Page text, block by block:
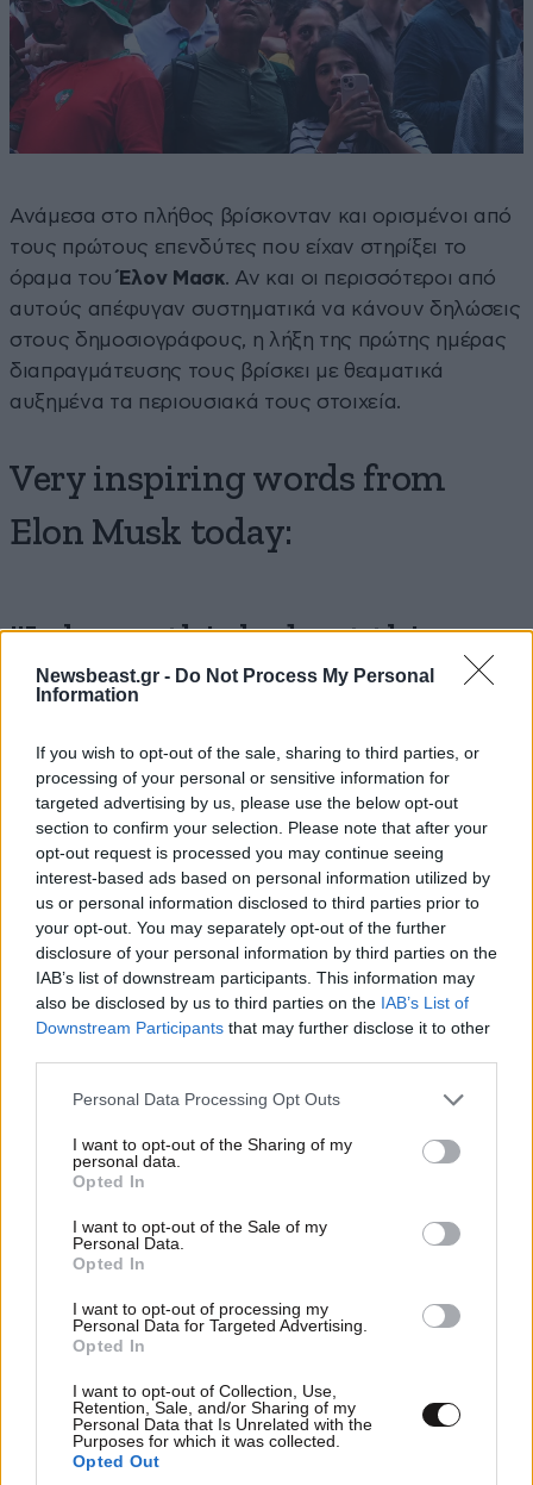
Newsbeast.gr - Do Not Process My Personal
Information
If you wish to opt-out of the sale, sharing to third parties, or
processing of your personal or sensitive information for
targeted advertising by us, please use the below opt-out
section to confirm your selection. Please note that after your
opt-out request is processed you may continue seeing
interest-based ads based on personal information utilized by
us or personal information disclosed to third parties prior to
your opt-out. You may separately opt-out of the further
disclosure of your personal information by third parties on the
IAB’s list of downstream participants. This information may
also be disclosed by us to third parties on the IAB’s List of
Downstream Participants that may further disclose it to other
Please note that this website/app uses one or more Google
not limited to your visit or usage behaviour. You may click to
grant or deny consent to Google and its third-party tags to
use your data for below specified purposes in below Google
consent section.
Personal Data Processing Opt Outs
I want to opt-out of the Sharing of my
personal data.
Opted In
I want to opt-out of the Sale of my
Personal Data.
Opted In
I want to opt-out of processing my
Personal Data for Targeted Advertising.
Opted In
I want to opt-out of Collection, Use,
Retention, Sale, and/or Sharing of my
Personal Data that Is Unrelated with the
Purposes for which it was collected.
Opted Out
Ανάμεσα στο πλήθος βρίσκονταν και ορισμένοι από
τους πρώτους επενδύτες που είχαν στηρίξει το
όραμα τουΈλον Μασκ. Αν και οι περισσότεροι από
αυτούς απέφυγαν συστηματικά να κάνουν δηλώσεις
στους δημοσιογράφους, η λήξη της πρώτης ημέρας
διαπραγμάτευσης τους βρίσκει με θεαματικά
αυξημένα τα περιουσιακά τους στοιχεία.
Very inspiring words from
Elon Musk today:
"I always think about this.
There are always problems on
earth. There’s always things
that we wish to be better, that
we want to solve on Earth, and
we should solve them. But
there there also has to be
things that get you excited…
pic.twitter.com/A9auOI1Daf
— Nic Cruz Patane
(@niccruzpatane)
ΑκολουθήστετοNewsbeastστο Viber και
μάθετε πρώτοι
Διαβάστε σχετικά